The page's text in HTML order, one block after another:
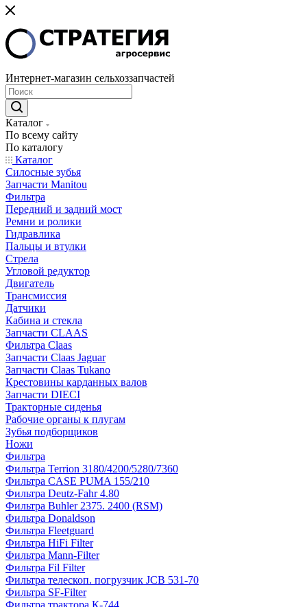
Интернет-магазин сельхоззапчастей
Каталог
По всему сайту
По каталогу
Каталог
Cилосные зубья
Запчасти Manitou
Фильтра
Передний и задний мост
Ремни и ролики
Гидравлика
Пальцы и втулки
Стрела
Угловой редуктор
Двигатель
Трансмиссия
Датчики
Кабина и стекла
Запчасти CLAAS
Фильтра Claas
Запчасти Claas Jaguar
Запчасти Claas Tukano
Крестовины карданных валов
Запчасти DIECI
Тракторные сиденья
Рабочие органы к плугам
Зубья подборщиков
Ножи
Фильтра
Фильтра Terrion 3180/4200/5280/7360
Фильтра CASE PUMA 155/210
Фильтра Deutz-Fahr 4.80
Фильтра Buhler 2375. 2400 (RSM)
Фильтра Donaldson
Фильтра Fleetguard
Фильтра HiFi Filter
Фильтра Mann-Filter
Фильтра Fil Filter
Фильтра телескоп. погрузчик JCB 531-70
Фильтра SF-Filter
Фильтра трактора К-744